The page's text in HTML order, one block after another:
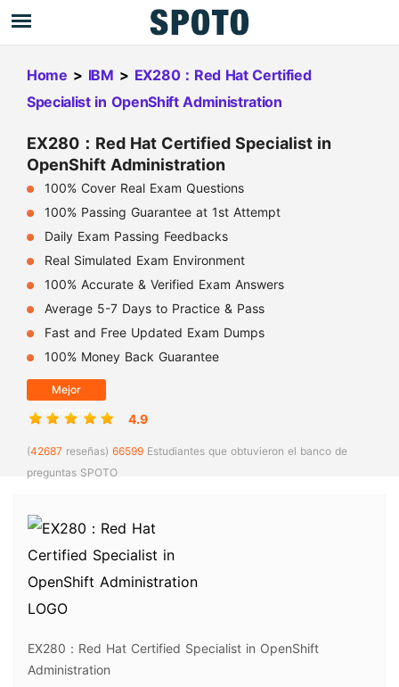
Home > IBM > EX280：Red Hat Certified
Specialist in OpenShift Administration
EX280：Red Hat Certified Specialist in
OpenShift Administration
100% Cover Real Exam Questions
100% Passing Guarantee at 1st Attempt
Daily Exam Passing Feedbacks
Real Simulated Exam Environment
100% Accurate & Verified Exam Answers
Average 5-7 Days to Practice & Pass
Fast and Free Updated Exam Dumps
100% Money Back Guarantee
Mejor
vendedor
4.9
(42687 reseñas) 66599 Estudiantes que obtuvieron el banco de
preguntas SPOTO
EX280：Red Hat Certified Specialist in OpenShift
Administration